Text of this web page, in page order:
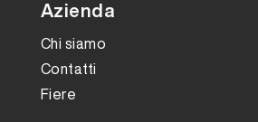
Azienda
Chi siamo
Contatti
Fiere